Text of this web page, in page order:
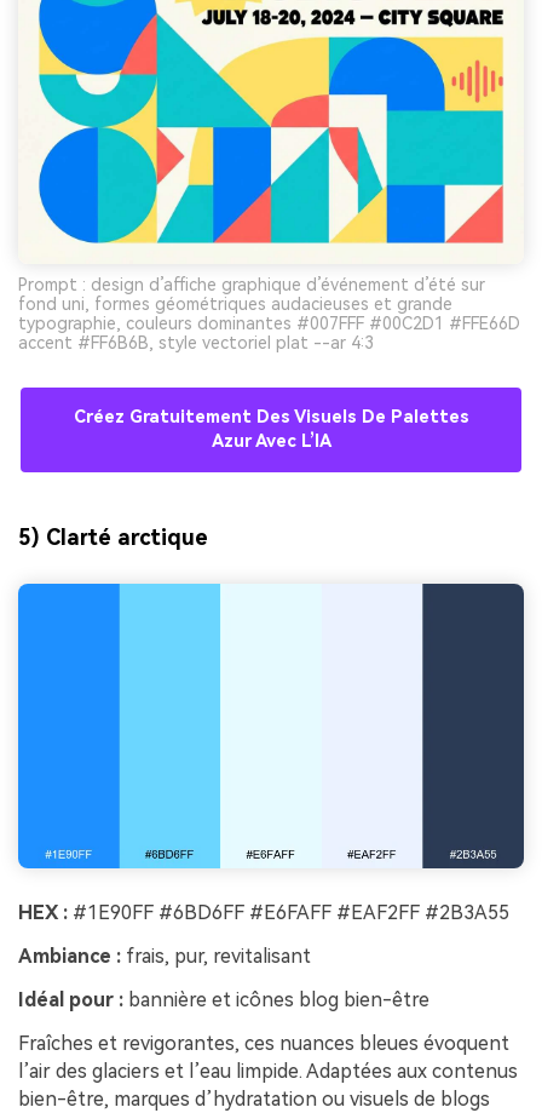
Prompt : design d’affiche graphique d’événement d’été sur
fond uni, formes géométriques audacieuses et grande
typographie, couleurs dominantes #007FFF #00C2D1 #FFE66D
accent #FF6B6B, style vectoriel plat --ar 4:3
Créez Gratuitement Des Visuels De Palettes
Azur Avec L’IA
5) Clarté arctique
HEX : #1E90FF #6BD6FF #E6FAFF #EAF2FF #2B3A55
Ambiance : frais, pur, revitalisant
Idéal pour : bannière et icônes blog bien-être
Fraîches et revigorantes, ces nuances bleues évoquent
l’air des glaciers et l’eau limpide. Adaptées aux contenus
bien-être, marques d’hydratation ou visuels de blogs